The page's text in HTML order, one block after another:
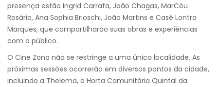
presença estão Ingrid Carrafa, João Chagas, MarCéu
Rosário, Ana Sophia Brioschi, João Martins e Casé Lontra
Marques, que compartilharão suas obras e experiências
com o público.
O Cine Zona não se restringe a uma única localidade. As
próximas sessões ocorrerão em diversos pontos da cidade,
incluindo a Thelema, a Horta Comunitária Quintal da